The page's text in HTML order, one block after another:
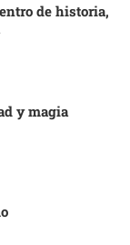
de historia,
y magia